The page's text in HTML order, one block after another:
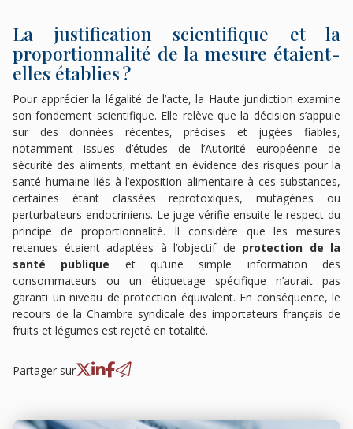
La justification scientifique et la
proportionnalité de la mesure étaient-
elles établies ?
Pour apprécier la légalité de l’acte, la Haute juridiction examine
son fondement scientifique. Elle relève que la décision s’appuie
sur des données récentes, précises et jugées fiables,
notamment issues d’études de l’Autorité européenne de
sécurité des aliments, mettant en évidence des risques pour la
santé humaine liés à l’exposition alimentaire à ces substances,
certaines étant classées reprotoxiques, mutagènes ou
perturbateurs endocriniens. Le juge vérifie ensuite le respect du
principe de proportionnalité. Il considère que les mesures
retenues étaient adaptées à l’objectif de protection de la
santé publique et qu’une simple information des
consommateurs ou un étiquetage spécifique n’aurait pas
garanti un niveau de protection équivalent. En conséquence, le
recours de la Chambre syndicale des importateurs français de
fruits et légumes est rejeté en totalité.
Partager sur